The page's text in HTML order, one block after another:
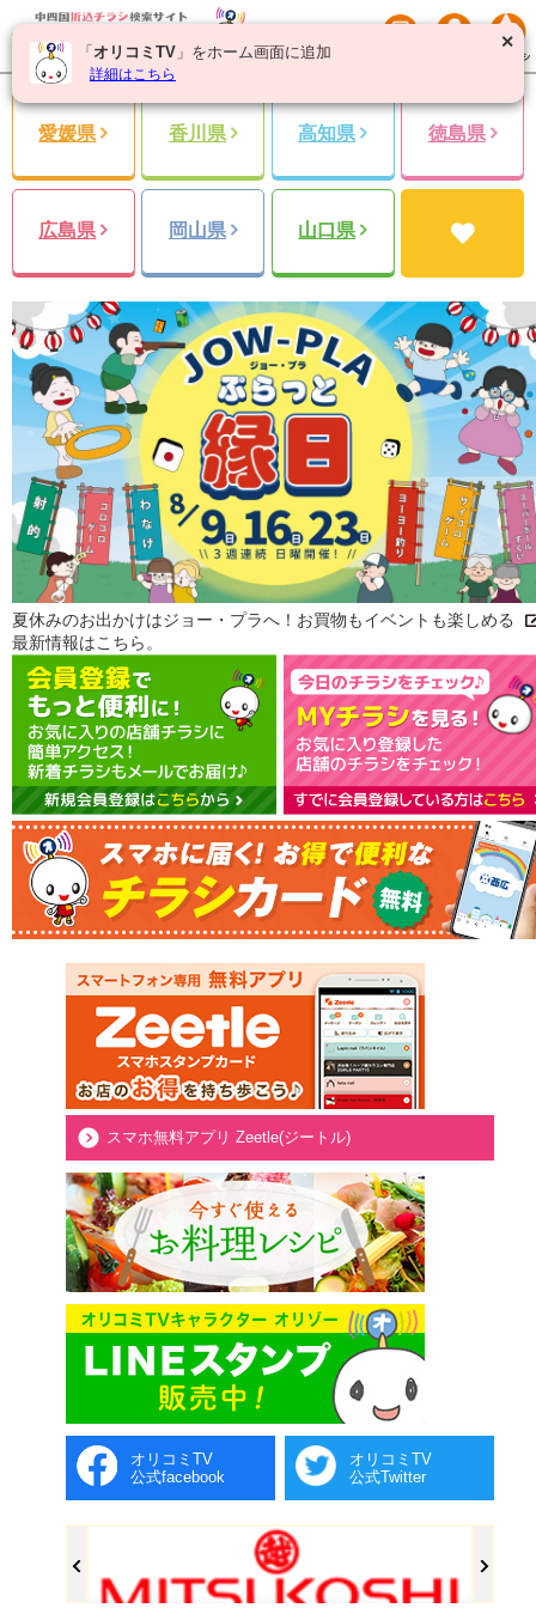
愛媛県 香川県 高知県 徳島県
広島県 岡山県 山口県
夏休みのお出かけはジョー・プラへ！お買物もイベントも楽しめる
最新情報はこちら。
スマホ無料アプリ Zeetle(ジートル)
オリコミTV
公式facebook
オリコミTV
公式Twitter
✕
「 オリコミTV 」をホーム画面に追加
詳細はこちら